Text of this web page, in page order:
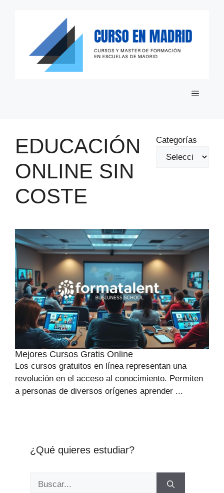
Menú
EDUCACIÓN
ONLINE SIN
COSTE
Categorías
Mejores Cursos Gratis Online
Los cursos gratuitos en línea representan una
revolución en el acceso al conocimiento. Permiten
a personas de diversos orígenes aprender ...
¿Qué quieres estudiar?